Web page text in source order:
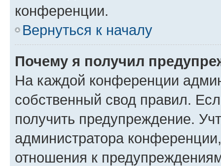
конференции.
Вернуться к началу
Почему я получил
На каждой конференции
собственный свод правил.
получить предупреждение.
администратора
отношения к